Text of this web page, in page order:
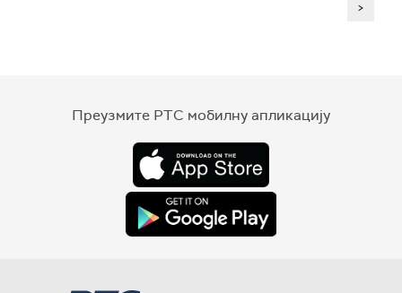
>
Преузмите РТС мобилну апликацију